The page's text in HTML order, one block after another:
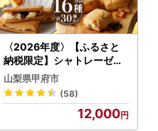
〈2026年度〉【ふるさと
納税限定】シャトレーゼ人
気お菓子勢ぞろい!! お菓子
福箱 シャトレーゼ
山梨県甲府市
(58)
12,000